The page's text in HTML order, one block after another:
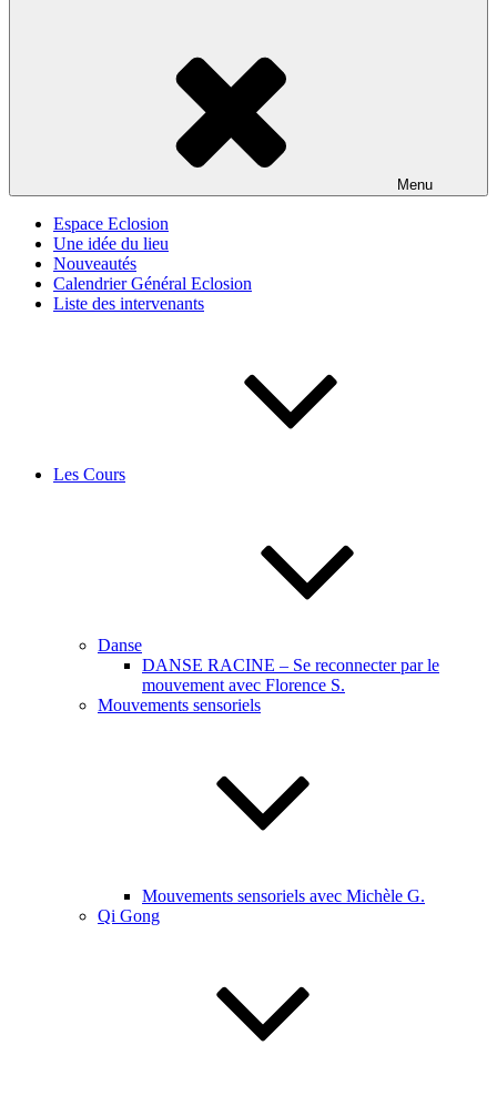
Menu
Espace Eclosion
Une idée du lieu
Nouveautés
Calendrier Général Eclosion
Liste des intervenants
Les Cours
Danse
DANSE RACINE – Se reconnecter par le
mouvement avec Florence S.
Mouvements sensoriels
Mouvements sensoriels avec Michèle G.
Qi Gong